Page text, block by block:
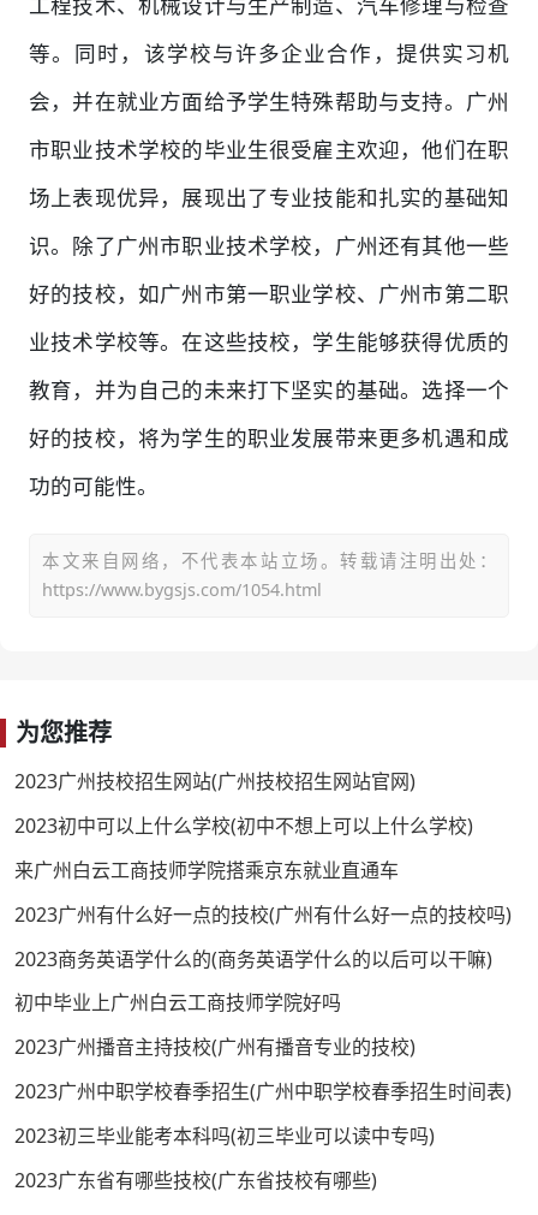
等。同时，该学校与许多企业合作，提供实习机
会，并在就业方面给予学生特殊帮助与支持。广州
市职业技术学校的毕业生很受雇主欢迎，他们在职
场上表现优异，展现出了专业技能和扎实的基础知
识。除了广州市职业技术学校，广州还有其他一些
好的技校，如广州市第一职业学校、广州市第二职
业技术学校等。在这些技校，学生能够获得优质的
教育，并为自己的未来打下坚实的基础。选择一个
好的技校，将为学生的职业发展带来更多机遇和成
功的可能性。
本文来自网络，不代表本站立场。转载请注明出处：
https://www.bygsjs.com/1054.html
为您推荐
2023广州技校招生网站(广州技校招生网站官网)
2023初中可以上什么学校(初中不想上可以上什么学校)
来广州白云工商技师学院搭乘京东就业直通车
2023广州有什么好一点的技校(广州有什么好一点的技校吗)
2023商务英语学什么的(商务英语学什么的以后可以干嘛)
初中毕业上广州白云工商技师学院好吗
2023广州播音主持技校(广州有播音专业的技校)
2023广州中职学校春季招生(广州中职学校春季招生时间表)
2023初三毕业能考本科吗(初三毕业可以读中专吗)
2023广东省有哪些技校(广东省技校有哪些)